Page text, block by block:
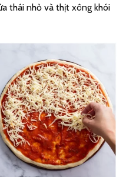
thái nhỏ và thịt xông khói